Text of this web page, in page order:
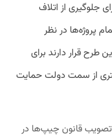
جلوگیری از اتلاف
پروژه‌ها در نظر
قرار دارند برای
از سمت دولت حمایت
تصویب قانون چیپ‌ها در